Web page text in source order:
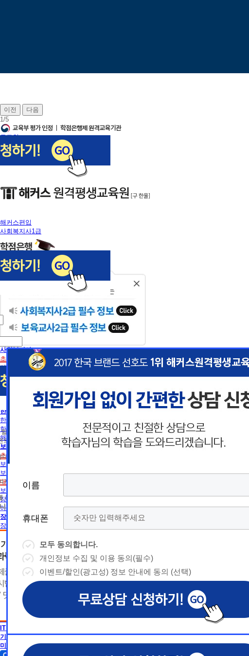
이전
다음
1/5
로그인
회원가입
장바구니
해커스편입
사회복지사1급
사회복지사
초보길잡이
사회복지사란
사회복지사2급 취득방법
사회복지사1급 취득방법
사회복지학사/전문학사
한국어교원
한국어교원이란
한국어교원 취득방법
해외취업전망
보육교사
초보길잡이
보육교사란
보육교사2급 취득방법
대면수업일정
보육교사1급 취득방법
장애영유아 보육교사란
아동학사/전문학사
장애영유아 보육교사
장애영유아 보육교사란
CPA (공인회계사)란
경영학이란
자격증 정보
독학사 정보
편입 정보
심리학
심리학이란
AICPA (미국공인회계사)란
IT 공학
기사 · 산업기사
미용학
폰
* 날짜입력 키보드 사용법
- page up/down 키 = 다음달/이전
- ctrl+ 방향키 좌,우, 위, 아래 = 날
짜선택
날짜선택
날
선
예
간
상담내용(필수)
수강신청
문의
상담 희망내용 (선택)
폰
* 날짜입력 키보드 사용법
- page up/down 키 = 다음달/이전
- ctrl+ 방향키 좌,우, 위, 아래 = 날
짜선택
전달
- ctrl+ 방향키 좌,우, 위, 아래 =
날짜선택
날
짜
예
상담내용(필수)
수강신청
문의
이름
휴대폰
모두 동의합니다.
개인정보 수집 및 이용 동의(필수)
이벤트/할인(광고성) 정보 안내에 동의 (선택)
◆ 개인정보 수집 · 이용 동의
1. 개인정보 수집·이용 목적
1) 무료상담 진행 및 문의 사항 응대, 동일·후속 문의에 대한 상담 서비스
제공, 상담 이력 관리 및 상담 관련 분쟁·민원 처리
2) 광고성 정보 수신에 별도 동의한 자에 한하여 해커스 원
이름
휴대폰
모두 동의합니다.
개인정보 수집 및 이용 동의(필수)
이벤트/할인(광고성) 정보 안내에 동의 (선택)
◆ 개인정보 수집 · 이용 동의
1. 개인정보 수집·이용 목적
1) 무료상담 진행 및 문의 사항 응대, 동일·후속 문의에 대한 상담 서비스
제공, 상담 이력 관리 및 상담 관련 분쟁·민원 처리
2) 광고성 정보 수신에 별도 동의한 자에 한하여 해커스 원
이름
휴대폰
모두 동의합니다.
개인정보 수집 및 이용 동의(필수)
이벤트/할인(광고성) 정보 안내에 동의 (선택)
◆ 개인정보 수집 · 이용 동의
1. 개인정보 수집·이용 목적
1) 무료상담 진행 및 문의 사항 응대, 동일·후속 문의에 대한 상담 서비스
제공, 상담 이력 관리 및 상담 관련 분쟁·민원 처리
2) 광고성 정보 수신에 별도 동의한 자에 한하여 해커스 원
이름
휴대폰
모두 동의합니다.
개인정보 수집 및 이용 동의(필수)
이벤트/할인(광고성) 정보 안내에 동의 (선택)
인혜택 제공
등 광고성 정보 제공, 통계자료 활용
폰 번호
의 해지나 개인정보 삭제요청 시까지
동의하지 않을 수 있습니다.
다.